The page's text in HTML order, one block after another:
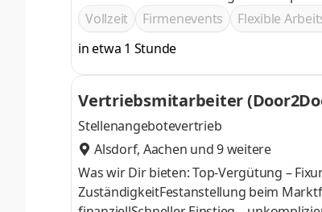
Vollzeit
Firmenevents Flexible
in etwa 1 Stunde
Vertriebsmitarbeiter
Stellenangebotevertrieb
Alsdorf, Aachen und 9 weitere
Was wir Dir bieten: Top-Vergütung –
ZuständigkeitFestanstellung beim